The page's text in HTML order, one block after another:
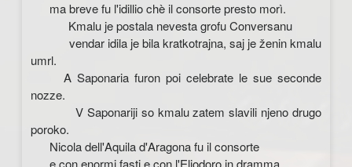
ma breve fu l'idillio chè il consorte presto morì.
Kmalu je postala nevesta grofu Conversanu
vendar idila je bila kratkotrajna, saj je ženin kmalu
umrl.
A Saponaria furon poi celebrate le sue seconde
nozze.
V Saponariji so kmalu zatem slavili njeno drugo
poroko.
Nicola dell'Aquila d'Aragona fu il consorte
e con enormi fasti e con l'Eliodoro in dramma